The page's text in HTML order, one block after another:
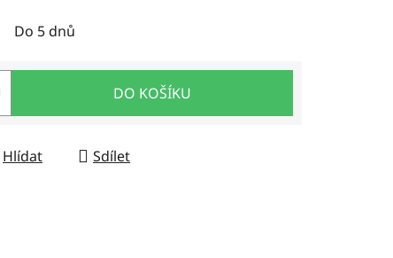
Do 5 dnů
DO KOŠÍKU
Hlídat Sdílet